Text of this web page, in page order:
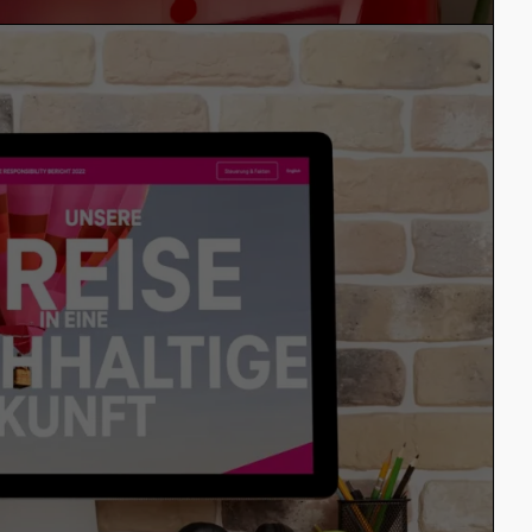
Wir sind ISO-zertifiziert!
Ein Interview mit dem
Projektverantwortlichen